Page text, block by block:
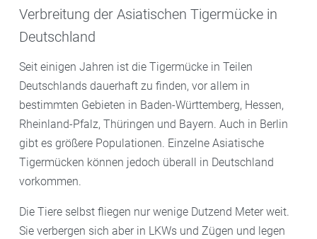
Verbreitung der Asiatischen Tigermücke in
Deutschland
Seit einigen Jahren ist die Tigermücke in Teilen
Deutschlands dauerhaft zu finden, vor allem in
bestimmten Gebieten in Baden-Württemberg, Hessen,
Rheinland-Pfalz, Thüringen und Bayern. Auch in Berlin
gibt es größere Populationen. Einzelne Asiatische
Tigermücken können jedoch überall in Deutschland
vorkommen.
Die Tiere selbst fliegen nur wenige Dutzend Meter weit.
Sie verbergen sich aber in LKWs und Zügen und legen